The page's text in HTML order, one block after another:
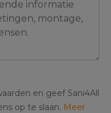
en geef Sani4All
op te slaan. Meer